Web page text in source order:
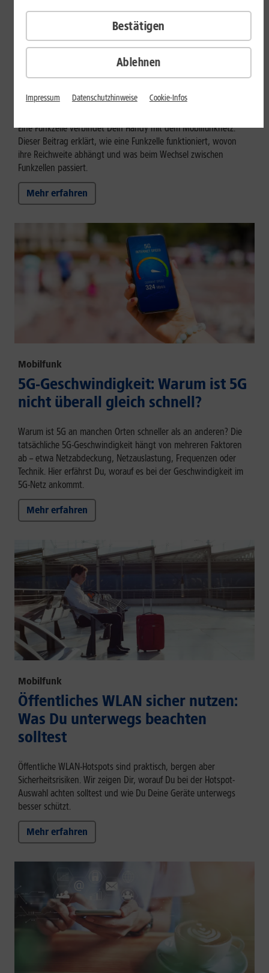
Wie funktioniert eine Funkzelle im
Mobilfunk?
Eine Funkzelle verbindet Dein Handy mit dem Mobilfunknetz.
Dieser Beitrag erklärt, wie eine Funkzelle funktioniert, wovon
ihre Reichweite abhängt und was beim Wechsel zwischen
Funkzellen passiert.
Mehr erfahren
Mobilfunk
5G-Geschwindigkeit: Warum ist 5G
nicht überall gleich schnell?
Warum ist 5G an manchen Orten schneller als an anderen? Die
tatsächliche 5G-Geschwindigkeit hängt von mehreren Faktoren
ab – etwa Netzabdeckung, Netzauslastung, Frequenzen oder
Technik. Hier erfährst Du, worauf es bei der Geschwindigkeit im
5G-Netz ankommt.
Mehr erfahren
Mobilfunk
Öffentliches WLAN sicher nutzen:
Was Du unterwegs beachten
solltest
Öffentliche WLAN-Hotspots sind praktisch, bergen aber
Sicherheitsrisiken. Wir zeigen Dir, worauf Du bei der Hotspot-
Auswahl achten solltest und wie Du Deine Geräte unterwegs
besser schützt.
Mehr erfahren
Ablehnen
Bestätigen
Impressum Datenschutzhinweise Cookie-Infos